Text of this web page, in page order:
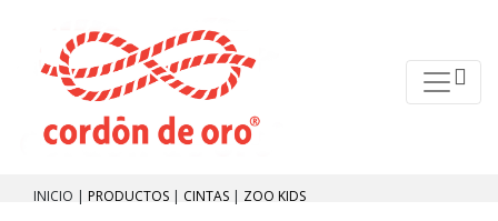
INICIO | PRODUCTOS | CINTAS | ZOO KIDS